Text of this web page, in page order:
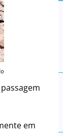
em